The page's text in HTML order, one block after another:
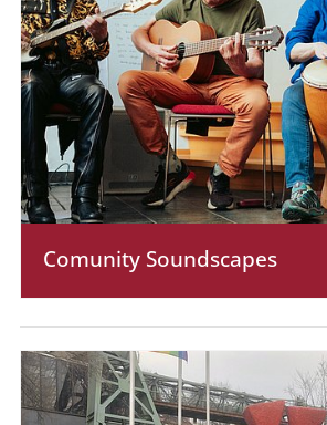
Comunity Soundscapes